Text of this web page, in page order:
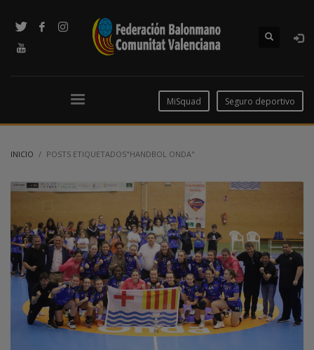
MiSquad Seguro deportivo
INICIO POSTS ETIQUETADOS"HANDBOL ONDA"